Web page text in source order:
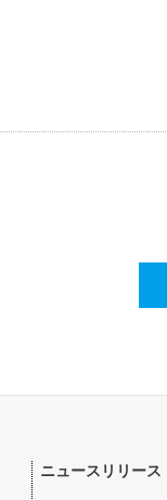
ニュースリリース